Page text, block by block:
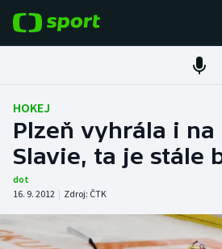
Fotbal
Hokej
Atletika
HOKEJ
Plzeň vyhrála i na
Slavie, ta je stále
dot
16. 9. 2012 | Zdroj: ČTK